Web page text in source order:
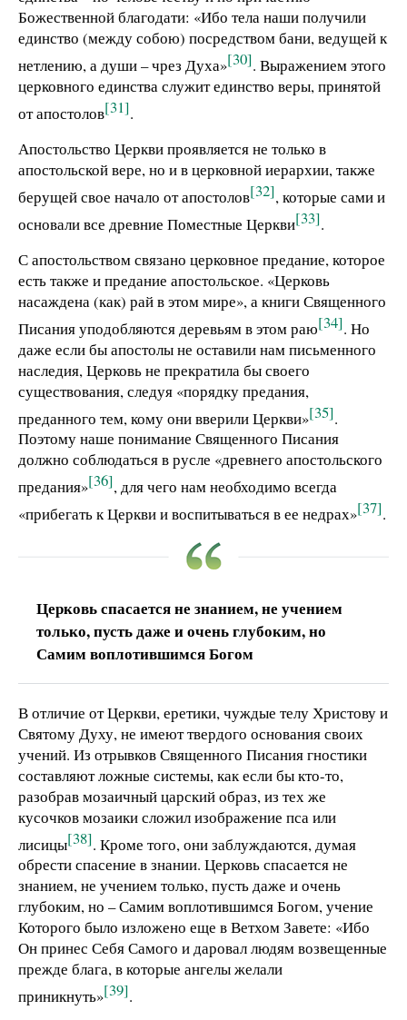
Божественной благодати: «Ибо тела наши получили
единство (между собою) посредством бани, ведущей к
нетлению, а души – чрез Духа»[30]. Выражением этого
церковного единства служит единство веры, принятой
от апостолов[31].
Апостольство Церкви проявляется не только в
апостольской вере, но и в церковной иерархии, также
берущей свое начало от апостолов[32], которые сами и
основали все древние Поместные Церкви[33].
С апостольством связано церковное предание, которое
есть также и предание апостольское. «Церковь
насаждена (как) рай в этом мире», а книги Священного
Писания уподобляются деревьям в этом раю[34]. Но
даже если бы апостолы не оставили нам письменного
наследия, Церковь не прекратила бы своего
существования, следуя «порядку предания,
преданного тем, кому они вверили Церкви»[35].
Поэтому наше понимание Священного Писания
должно соблюдаться в русле «древнего апостольского
предания»[36], для чего нам необходимо всегда
«прибегать к Церкви и воспитываться в ее недрах»[37].
Церковь спасается не знанием, не учением
только, пусть даже и очень глубоким, но
Самим воплотившимся Богом
В отличие от Церкви, еретики, чуждые телу Христову и
Святому Духу, не имеют твердого основания своих
учений. Из отрывков Священного Писания гностики
составляют ложные системы, как если бы кто-то,
разобрав мозаичный царский образ, из тех же
кусочков мозаики сложил изображение пса или
лисицы[38]. Кроме того, они заблуждаются, думая
обрести спасение в знании. Церковь спасается не
знанием, не учением только, пусть даже и очень
глубоким, но – Самим воплотившимся Богом, учение
Которого было изложено еще в Ветхом Завете: «Ибо
Он принес Себя Самого и даровал людям возвещенные
прежде блага, в которые ангелы желали
приникнуть»[39].